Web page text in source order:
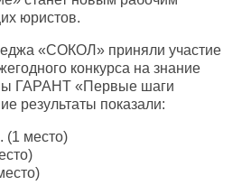
юристов.
«СОКОЛ» приняли участие
конкурса на знание
ГАРАНТ «Первые шаги
результаты показали:
(1 место)